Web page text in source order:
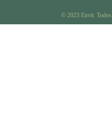
© 2023 Envit. Todos